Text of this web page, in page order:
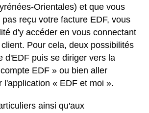
Orientales) et que vous
reçu votre facture EDF, vous
d'y accéder en vous connectant
Pour cela, deux possibilités
d'EDF puis se diriger vers la
EDF » ou bien aller
l'application « EDF et moi ».
ainsi qu'aux